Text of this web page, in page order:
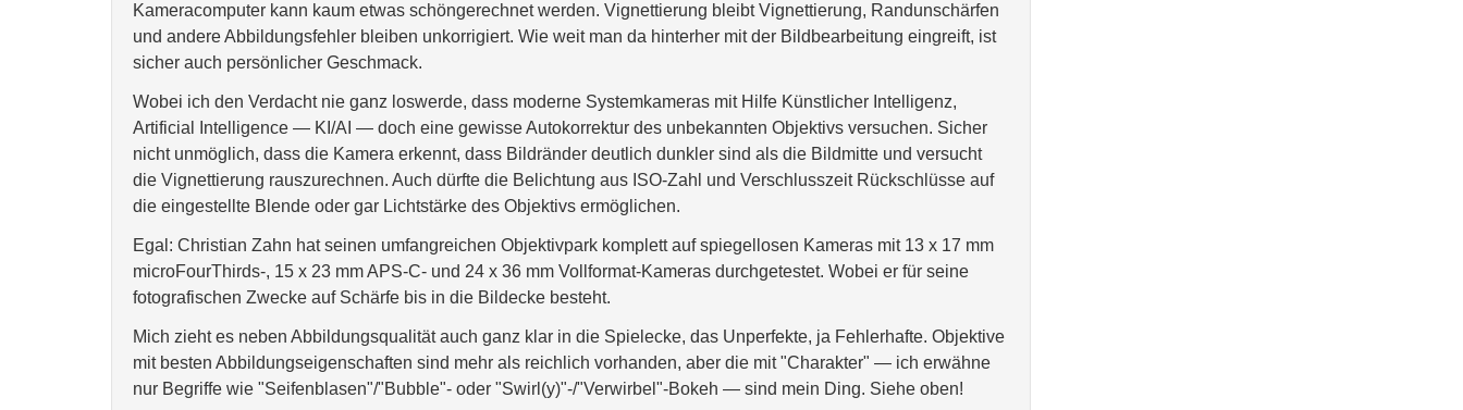
Kameracomputer kann kaum etwas schöngerechnet werden. Vignettierung bleibt Vignettierung, Randunschärfen
und andere Abbildungsfehler bleiben unkorrigiert. Wie weit man da hinterher mit der Bildbearbeitung eingreift, ist
sicher auch persönlicher Geschmack.
Wobei ich den Verdacht nie ganz loswerde, dass moderne Systemkameras mit Hilfe Künstlicher Intelligenz,
Artificial Intelligence — KI/AI — doch eine gewisse Autokorrektur des unbekannten Objektivs versuchen. Sicher
nicht unmöglich, dass die Kamera erkennt, dass Bildränder deutlich dunkler sind als die Bildmitte und versucht
die Vignettierung rauszurechnen. Auch dürfte die Belichtung aus ISO-Zahl und Verschlusszeit Rückschlüsse auf
die eingestellte Blende oder gar Lichtstärke des Objektivs ermöglichen.
Egal: Christian Zahn hat seinen umfangreichen Objektivpark komplett auf spiegellosen Kameras mit 13 x 17 mm
microFourThirds-, 15 x 23 mm APS-C- und 24 x 36 mm Vollformat-Kameras durchgetestet. Wobei er für seine
fotografischen Zwecke auf Schärfe bis in die Bildecke besteht.
Mich zieht es neben Abbildungsqualität auch ganz klar in die Spielecke, das Unperfekte, ja Fehlerhafte. Objektive
mit besten Abbildungseigenschaften sind mehr als reichlich vorhanden, aber die mit "Charakter" — ich erwähne
nur Begriffe wie "Seifenblasen"/"Bubble"- oder "Swirl(y)"-/"Verwirbel"-Bokeh — sind mein Ding. Siehe oben!